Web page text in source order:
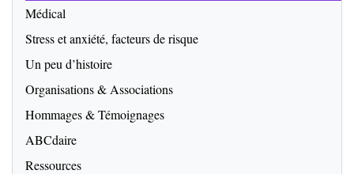
Médical
Stress et anxiété, facteurs de risque
Un peu d’histoire
Organisations & Associations
Hommages & Témoignages
ABCdaire
Ressources